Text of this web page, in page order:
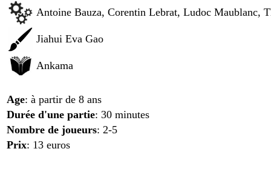
Antoine Bauza, Corentin Lebrat, Ludoc Maublanc,
Jiahui Eva Gao
Ankama
Age: à partir de 8 ans
Durée d'une partie: 30 minutes
Nombre de joueurs: 2-5
Prix: 13 euros